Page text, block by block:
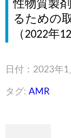
性物質製
るための
（2022年
日付：2023年1
タグ:AMR